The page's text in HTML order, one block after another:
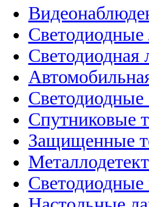
Светодиодная
Светодиодные
Спутниковые
Защищенные